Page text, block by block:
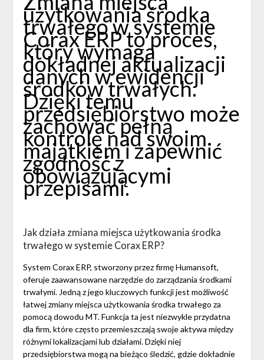
użytkowania środka
trwałego w systemie
Corax ERP to proces,
który wymaga
dokładnej aktualizacji
danych w ewidencji
środków trwałych.
Dzięki temu
przedsiębiorstwo może
zachować pełną
kontrolę nad swoim
majątkiem i zapewnić
zgodność z
obowiązującymi
przepisami.
Jak działa zmiana miejsca użytkowania środka
trwałego w systemie Corax ERP?
System Corax ERP, stworzony przez firmę Humansoft,
oferuje zaawansowane narzędzie do zarządzania środkami
trwałymi. Jedną z jego kluczowych funkcji jest możliwość
łatwej zmiany miejsca użytkowania środka trwałego za
pomocą dowodu MT. Funkcja ta jest niezwykle przydatna
dla firm, które często przemieszczają swoje aktywa między
różnymi lokalizacjami lub działami. Dzięki niej
przedsiębiorstwa mogą na bieżąco śledzić, gdzie dokładnie